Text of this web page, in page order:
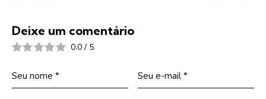
Deixe um comentário
0.0 / 5